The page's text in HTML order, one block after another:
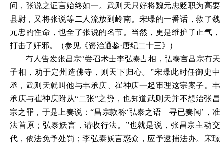
问，张说之证言始终如一。武则天只好将魏元忠贬职为高要
县尉，又将张说等二人流放到岭南。宋璟的一番话，救了魏
元忠的性命，也全了张说的名节。当然，更是维护了正气，
打击了奸邪。（参见《资治通鉴·唐纪二十三》）
有人告发张昌宗“尝召术士李弘泰占相，弘泰言昌宗有天
子相，劝于定州造佛寺，则天下归心。”宋璟此时任御史中
丞，武则天就叫他与韦承庆、崔神庆一起审理这宗案子。韦
承庆与崔神庆附从“二张”之势，也知道武则天并不想治张昌
宗之罪，于是上奏说：“昌宗款称‘弘泰之语，寻已奏闻’，准
法首原；弘泰妖言，请收行法。”也就是说，张昌宗主动交
代，依法免予处罚；李弘泰妖言惑众，应予逮捕法办。宋璟